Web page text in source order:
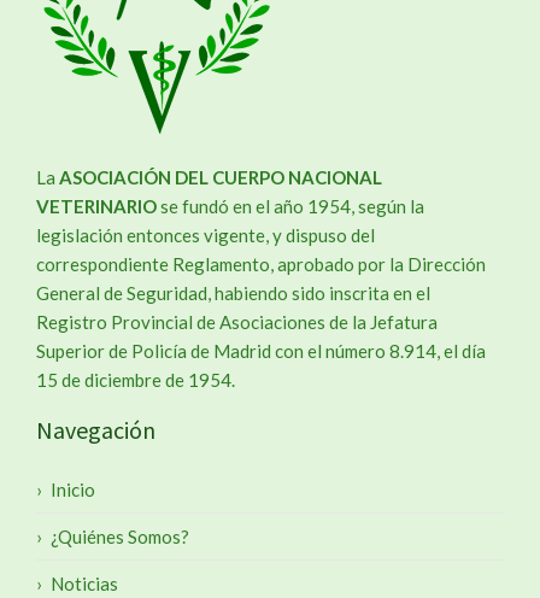
La ASOCIACIÓN DEL CUERPO NACIONAL
VETERINARIOse fundó en el año 1954, según la
legislación entonces vigente, y dispuso del
correspondiente Reglamento, aprobado por la Dirección
General de Seguridad, habiendo sido inscrita en el
Registro Provincial de Asociaciones de la Jefatura
Superior de Policía de Madrid con el número 8.914, el día
15 de diciembre de 1954.
Navegación
Inicio
¿Quiénes Somos?
Noticias